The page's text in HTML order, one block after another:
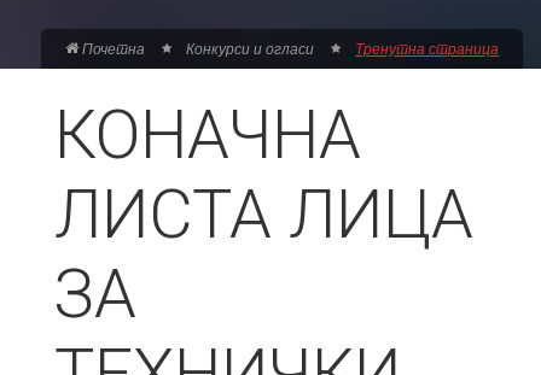
Почетна Конкурси и огласи Тренутна страница
КОНАЧНА
ЛИСТА ЛИЦА
ЗА